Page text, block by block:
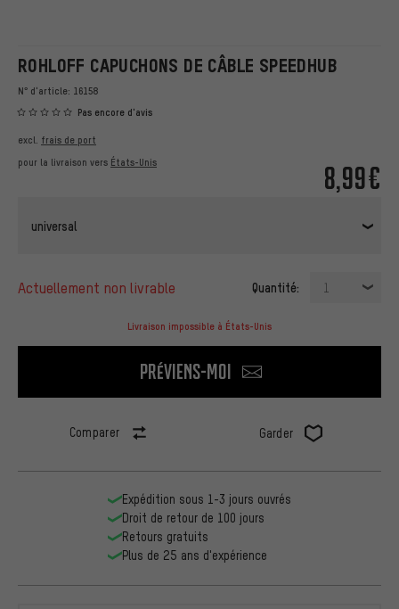
ROHLOFF CAPUCHONS DE CÂBLE SPEEDHUB
N° d'article: 16158
Pas encore d'avis
8,99€
excl. frais de port
pour la livraison vers États-Unis
universal
actuellement non livrable Quantité: 1
Livraison impossible à États-Unis
Préviens-moi
Comparer Garder
Expédition sous 1-3 jours ouvrés
Droit de retour de 100 jours
Retours gratuits
Plus de 25 ans d'expérience